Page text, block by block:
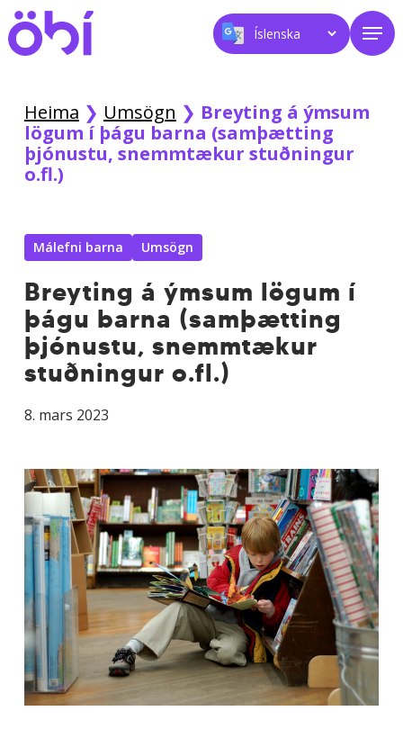
Skip
to
main
Heima ❯ Umsögn ❯ Breyting á ýmsum
lögum í þágu barna (samþætting
þjónustu, snemmtækur stuðningur
o.fl.)
Málefni barna Umsögn
Breyting á ýmsum lögum í
þágu barna (samþætting
þjónustu, snemmtækur
stuðningur o.fl.)
8. mars 2023